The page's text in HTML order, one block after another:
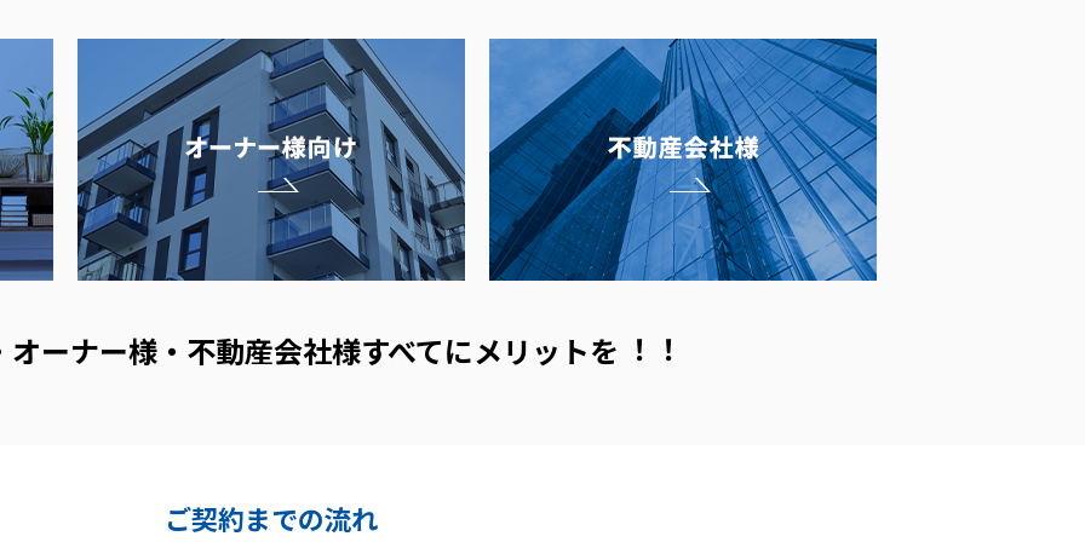
ーナー様・不動産会社様すべてにメリットを︕︕
ご契約までの流れ